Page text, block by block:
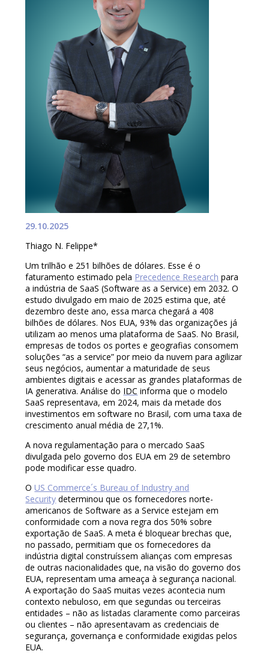
29.10.2025
Thiago N. Felippe*
Um trilhão e 251 bilhões de dólares. Esse é o
faturamento estimado pela Precedence Research para
a indústria de SaaS (Software as a Service) em 2032. O
estudo divulgado em maio de 2025 estima que, até
dezembro deste ano, essa marca chegará a 408
bilhões de dólares. Nos EUA, 93% das organizações já
utilizam ao menos uma plataforma de SaaS. No Brasil,
empresas de todos os portes e geografias consomem
soluções “as a service” por meio da nuvem para agilizar
seus negócios, aumentar a maturidade de seus
ambientes digitais e acessar as grandes plataformas de
IA generativa. Análise do IDC informa que o modelo
SaaS representava, em 2024, mais da metade dos
investimentos em software no Brasil, com uma taxa de
crescimento anual média de 27,1%.
A nova regulamentação para o mercado SaaS
divulgada pelo governo dos EUA em 29 de setembro
pode modificar esse quadro.
O US Commerce´s Bureau of Industry and
Security determinou que os fornecedores norte-
americanos de Software as a Service estejam em
conformidade com a nova regra dos 50% sobre
exportação de SaaS. A meta é bloquear brechas que,
no passado, permitiam que os fornecedores da
indústria digital construíssem alianças com empresas
de outras nacionalidades que, na visão do governo dos
EUA, representam uma ameaça à segurança nacional.
A exportação do SaaS muitas vezes acontecia num
contexto nebuloso, em que segundas ou terceiras
entidades – não as listadas claramente como parceiras
ou clientes – não apresentavam as credenciais de
segurança, governança e conformidade exigidas pelos
EUA.